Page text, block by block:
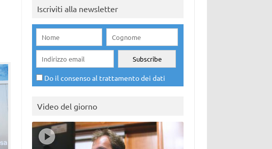
Iscriviti alla newsletter
Do il consenso al trattamento dei dati
Video del giorno